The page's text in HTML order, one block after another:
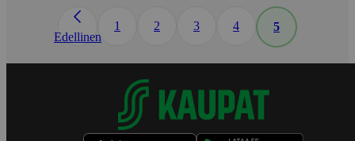
Edellinen
1 2 3 4 5